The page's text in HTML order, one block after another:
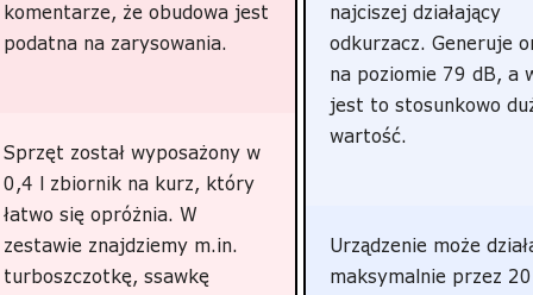
komentarze, że obudowa jest
podatna na zarysowania.
Sprzęt został wyposażony w
0,4 l zbiornik na kurz, który
łatwo się opróżnia. W
zestawie znajdziemy m.in.
turboszczotkę, ssawkę
najciszej działający
odkurzacz. Generuje
na poziomie 79 dB, a
jest to stosunkowo
wartość.
Urządzenie może
maksymalnie przez